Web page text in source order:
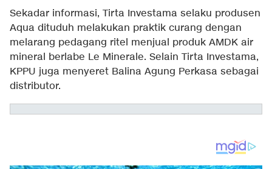
Sekadar informasi, Tirta Investama selaku produsen
Aqua dituduh melakukan praktik curang dengan
melarang pedagang ritel menjual produk AMDK air
mineral berlabe Le Minerale. Selain Tirta Investama,
KPPU juga menyeret Balina Agung Perkasa sebagai
distributor.